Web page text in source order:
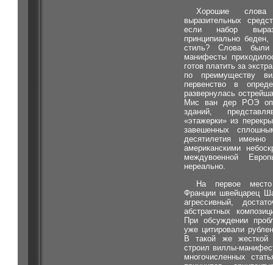
Хорошие
выразительных
если набор
принципиально
стиль? Слова
манифесты
готов платить за
по преимуществу
первенство в
развернулась
Мис ван дер РОЭ
зданий,
«этажерки» из
завешенных
десятилетия
американскими
междувоенной
нереально.
На первое
Франции швейцарец
агрессивный,
абстрактных
При обсуждении
уже цитировали
В такой же жесткой
строил виллы-
многочисленных